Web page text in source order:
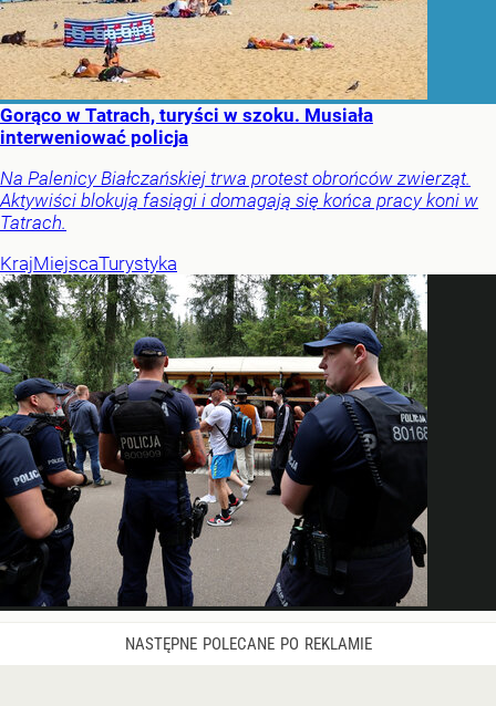
Gorąco w Tatrach, turyści w szoku. Musiała
interweniować policja
Na Palenicy Białczańskiej trwa protest obrońców zwierząt.
Aktywiści blokują fasiągi i domagają się końca pracy koni w
Tatrach.
KrajMiejscaTurystyka